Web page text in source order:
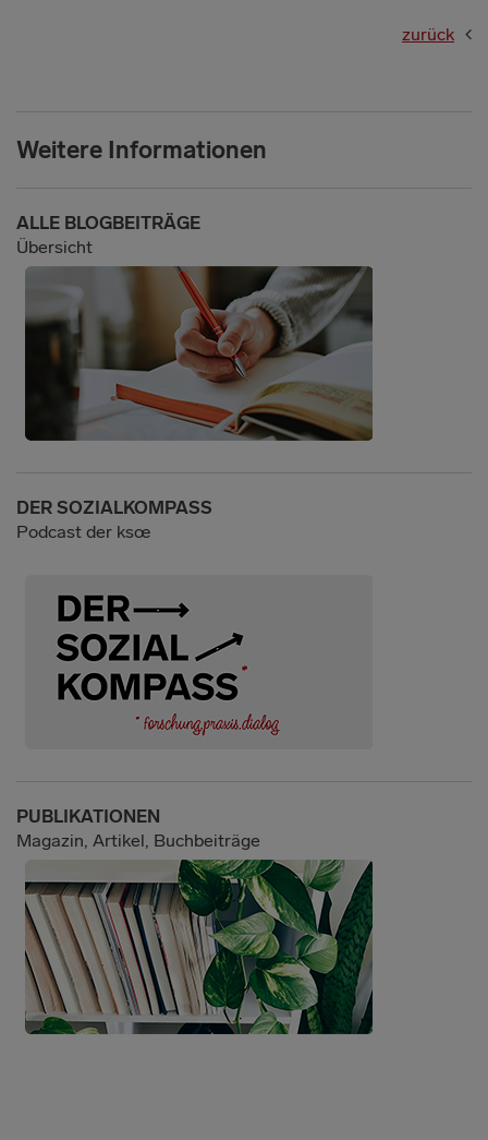
zurück
Weitere Informationen
ALLE BLOGBEITRÄGE
Übersicht
DER SOZIALKOMPASS
Podcast der ksœ
PUBLIKATIONEN
Magazin, Artikel, Buchbeiträge